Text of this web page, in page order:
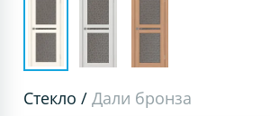
Стекло /Дали бронза